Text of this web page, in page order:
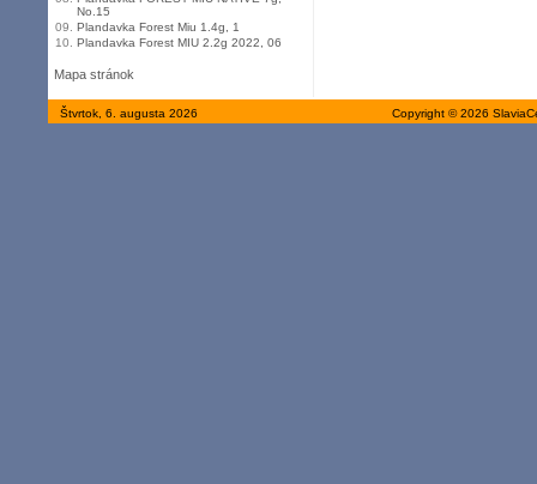
No.15
09.
Plandavka Forest Miu 1.4g, 1
10.
Plandavka Forest MIU 2.2g 2022, 06
Mapa stránok
Štvrtok, 6. augusta 2026 Copyright © 2026